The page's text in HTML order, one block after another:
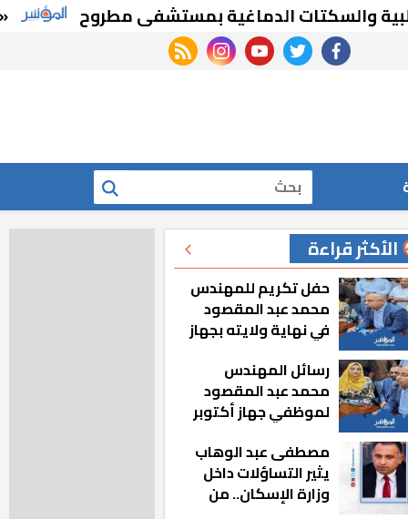
الدماغية بمستشفى مطروح «مدبولي»: 7 مشروعات طبية كبرى يتم تنفيذها حاليا في
facebook
twitter
youtube
instagram
rss feed
بحث
الأكثر قراءة
حفل تكريم للمهندس
محمد عبد المقصود
في نهاية ولايته بجهاز
رسائل المهندس
محمد عبد المقصود
لموظفي جهاز أكتوبر
مشيت والمدينة
رجعت للخلف»
مصطفى عبد الوهاب
يثير التساؤلات داخل
وزارة الإسكان.. من